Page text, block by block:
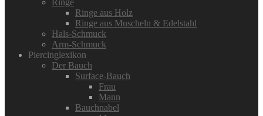
Ringe
Ringe aus Holz
Ringe aus Muscheln & Edelstahl
Hals-Schmuck
Arm-Schmuck
Piercinglexikon
Der Bauch
Surface-Bauch
Frau
Mann
Bauchnabel